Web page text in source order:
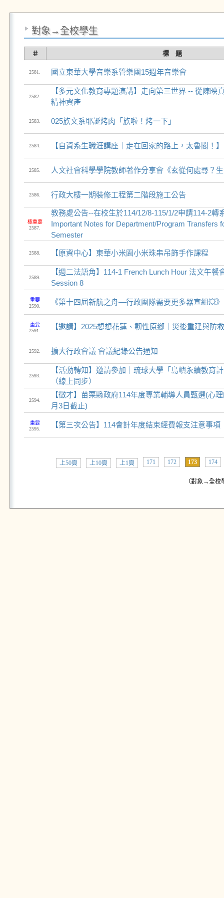
對象→全校學生
＃ 標 題
2581. 國立東華大學音樂系管樂團15週年音樂會
2582.
【多元文化教育專題演講】走向第三世界 -- 從陳映
精神資產
2583. 025族文系耶誕烤肉「族啦！烤一下」
2584. 【自資系生職涯講座｜走在回家的路上，太魯閣！】
2585. 人文社會科學學院教師著作分享會《玄從何處尋？
2586. 行政大樓一期裝修工程第二階段施工公告
極重要
2587.
教務處公告--在校生於114/12/8-115/1/2申請114-2轉
Important Notes for Department/Program Transfers
Semester
2588. 【原資中心】東華小米園小米珠串吊飾手作課程
2589.
【週二法語角】114-1 French Lunch Hour 法文午餐
Session 8
重要
2590.
《第十四屆新航之舟—行政團隊需要更多器宣組💥》
重要
2591.
【邀請】2025想想花蓮、韌性原鄉｜災後重建與防
2592. 擴大行政會議 會議紀錄公告通知
2593.
【活動轉知】邀請參加｜琉球大學「島嶼永續教育
（線上同步）
2594.
【徵才】苗栗縣政府114年度專業輔導人員甄選(心
月3日截止)
重要
2595.
【第三次公告】114會計年度結束經費報支注意事項
上50頁 上10頁 上1頁 171 172 173 174
（對象→全校